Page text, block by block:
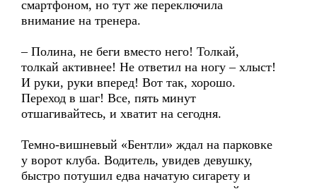
смартфоном, но тут же переключила
внимание на тренера.
– Полина, не беги вместо него! Толкай,
толкай активнее! Не ответил на ногу – хлыст!
И руки, руки вперед! Вот так, хорошо.
Переход в шаг! Все, пять минут
отшагивайтесь, и хватит на сегодня.
Темно-вишневый «Бентли» ждал на парковке
у ворот клуба. Водитель, увидев девушку,
быстро потушил едва начатую сигарету и